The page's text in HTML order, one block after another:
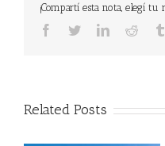
¡Compartí esta nota, elegí tu
Facebook
TwitterLinkedinReddit
Related Posts